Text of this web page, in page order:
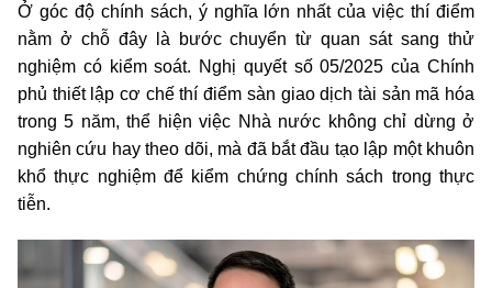
Ở góc độ chính sách, ý nghĩa lớn nhất của việc thí điểm
nằm ở chỗ đây là bước chuyển từ quan sát sang thử
nghiệm có kiểm soát. Nghị quyết số 05/2025 của Chính
phủ thiết lập cơ chế thí điểm sàn giao dịch tài sản mã hóa
trong 5 năm, thể hiện việc Nhà nước không chỉ dừng ở
nghiên cứu hay theo dõi, mà đã bắt đầu tạo lập một khuôn
khổ thực nghiệm để kiểm chứng chính sách trong thực
tiễn.